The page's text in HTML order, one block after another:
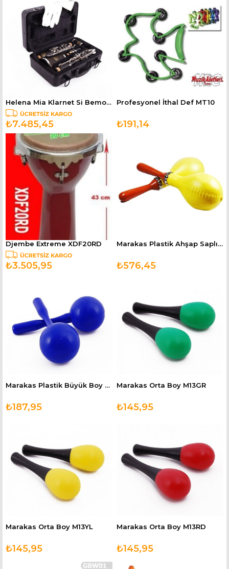
Helena Mia Klarnet Si Bemol HMK17KBBN
₺7.485,45
Profesyonel İthal Def MT10
₺191,14
Djembe Extreme XDF20RD
₺3.505,95
Marakas Plastik Ahşap Saplı Dadi - MA2YL
₺576,45
Marakas Plastik Büyük Boy M22BL
₺187,95
Marakas Orta Boy M13GR
₺145,95
Marakas Orta Boy M13YL
₺145,95
Marakas Orta Boy M13RD
₺145,95